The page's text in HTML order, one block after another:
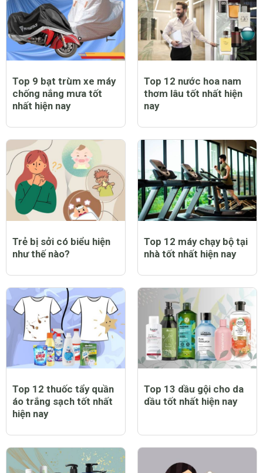
Top 9 bạt trùm xe máy
chống nắng mưa tốt
nhất hiện nay
Top 12 nước hoa nam
thơm lâu tốt nhất hiện
nay
Trẻ bị sởi có biểu hiện
như thế nào?
Top 12 máy chạy bộ tại
nhà tốt nhất hiện nay
Top 12 thuốc tẩy quần
áo trắng sạch tốt nhất
hiện nay
Top 13 dầu gội cho da
dầu tốt nhất hiện nay